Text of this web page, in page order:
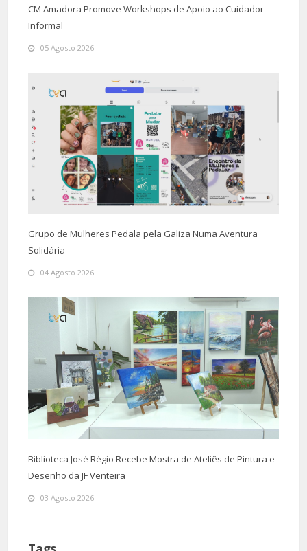
CM Amadora Promove Workshops de Apoio ao Cuidador
Informal
05 Agosto 2026
Grupo de Mulheres Pedala pela Galiza Numa Aventura
Solidária
04 Agosto 2026
Biblioteca José Régio Recebe Mostra de Ateliês de Pintura e
Desenho da JF Venteira
03 Agosto 2026